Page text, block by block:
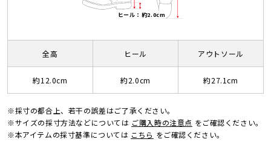
ヒール：約2.0cm
全高
約12.0cm
ヒール
約2.0cm
アウトソール
約27.1cm
※採寸の都合上、若干の誤差はご了承ください。
※サイズの採寸方法などについては ご購入時の注意点 をご確認ください。
※本アイテムの採寸基準については こちら をご確認ください。